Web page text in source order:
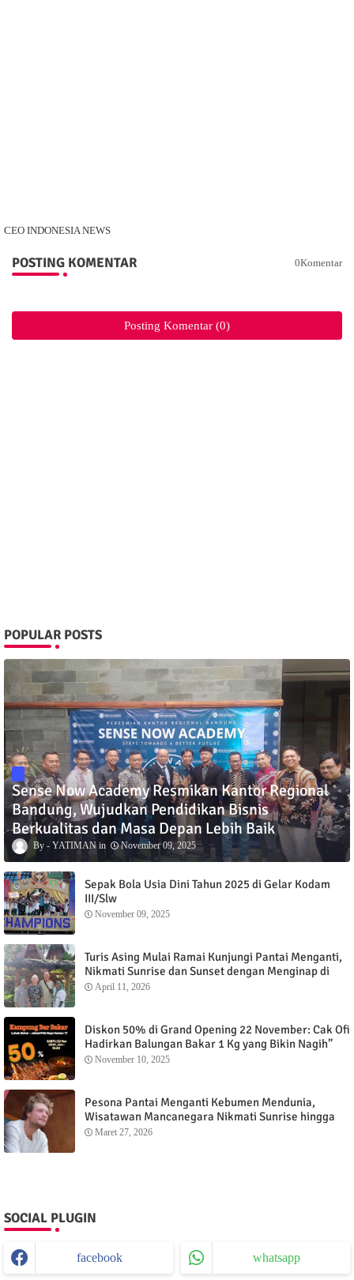
CEO INDONESIA NEWS
POSTING KOMENTAR 0Komentar
Posting Komentar (0)
POPULAR POSTS
Sense Now Academy Resmikan Kantor Regional
Bandung, Wujudkan Pendidikan Bisnis
Berkualitas dan Masa Depan Lebih Baik
YATIMAN November 09, 2025
Sepak Bola Usia Dini Tahun 2025 di Gelar Kodam
III/Slw
November 09, 2025
Turis Asing Mulai Ramai Kunjungi Pantai Menganti,
Nikmati Sunrise dan Sunset dengan Menginap di
Menganti Cottage
April 11, 2026
Diskon 50% di Grand Opening 22 November: Cak Ofi
Hadirkan Balungan Bakar 1 Kg yang Bikin Nagih”
November 10, 2025
Pesona Pantai Menganti Kebumen Mendunia,
Wisatawan Mancanegara Nikmati Sunrise hingga
Sunset dari Menganti Cottage
Maret 27, 2026
SOCIAL PLUGIN
facebook whatsapp